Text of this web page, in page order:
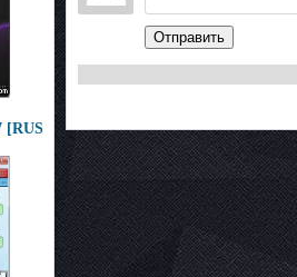
[RUS
Отправить